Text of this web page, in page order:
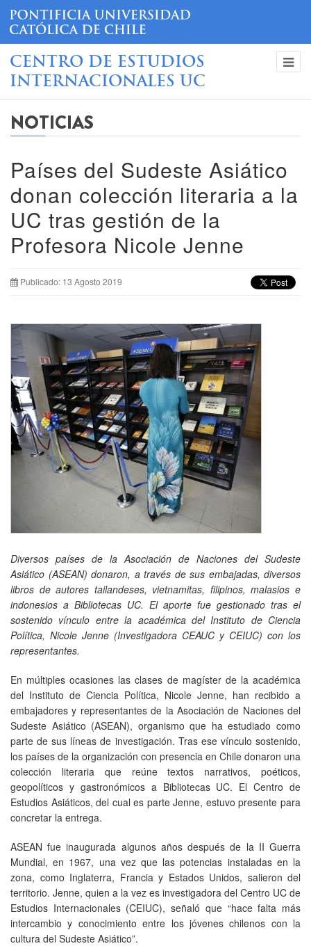
CENTRO DE ESTUDIOS
INTERNACIONALES UC
NOTICIAS
Países del Sudeste Asiático
donan colección literaria a la
UC tras gestión de la
Profesora Nicole Jenne
Publicado: 13 Agosto 2019
Diversos países de la Asociación de Naciones del Sudeste
Asiático (ASEAN) donaron, a través de sus embajadas, diversos
libros de autores tailandeses, vietnamitas, filipinos, malasios e
indonesios a Bibliotecas UC. El aporte fue gestionado tras el
sostenido vínculo entre la académica del Instituto de Ciencia
Política, Nicole Jenne (Investigadora CEAUC y CEIUC) con los
representantes.
En múltiples ocasiones las clases de magíster de la académica
del Instituto de Ciencia Política, Nicole Jenne, han recibido a
embajadores y representantes de la Asociación de Naciones del
Sudeste Asiático (ASEAN), organismo que ha estudiado como
parte de sus líneas de investigación. Tras ese vínculo sostenido,
los países de la organización con presencia en Chile donaron una
colección literaria que reúne textos narrativos, poéticos,
geopolíticos y gastronómicos a Bibliotecas UC. El Centro de
Estudios Asiáticos, del cual es parte Jenne, estuvo presente para
concretar la entrega.
ASEAN fue inaugurada algunos años después de la II Guerra
Mundial, en 1967, una vez que las potencias instaladas en la
zona, como Inglaterra, Francia y Estados Unidos, salieron del
territorio. Jenne, quien a la vez es investigadora del Centro UC de
Estudios Internacionales (CEIUC), señaló que “hace falta más
intercambio y conocimiento entre los jóvenes chilenos con la
cultura del Sudeste Asiático”.